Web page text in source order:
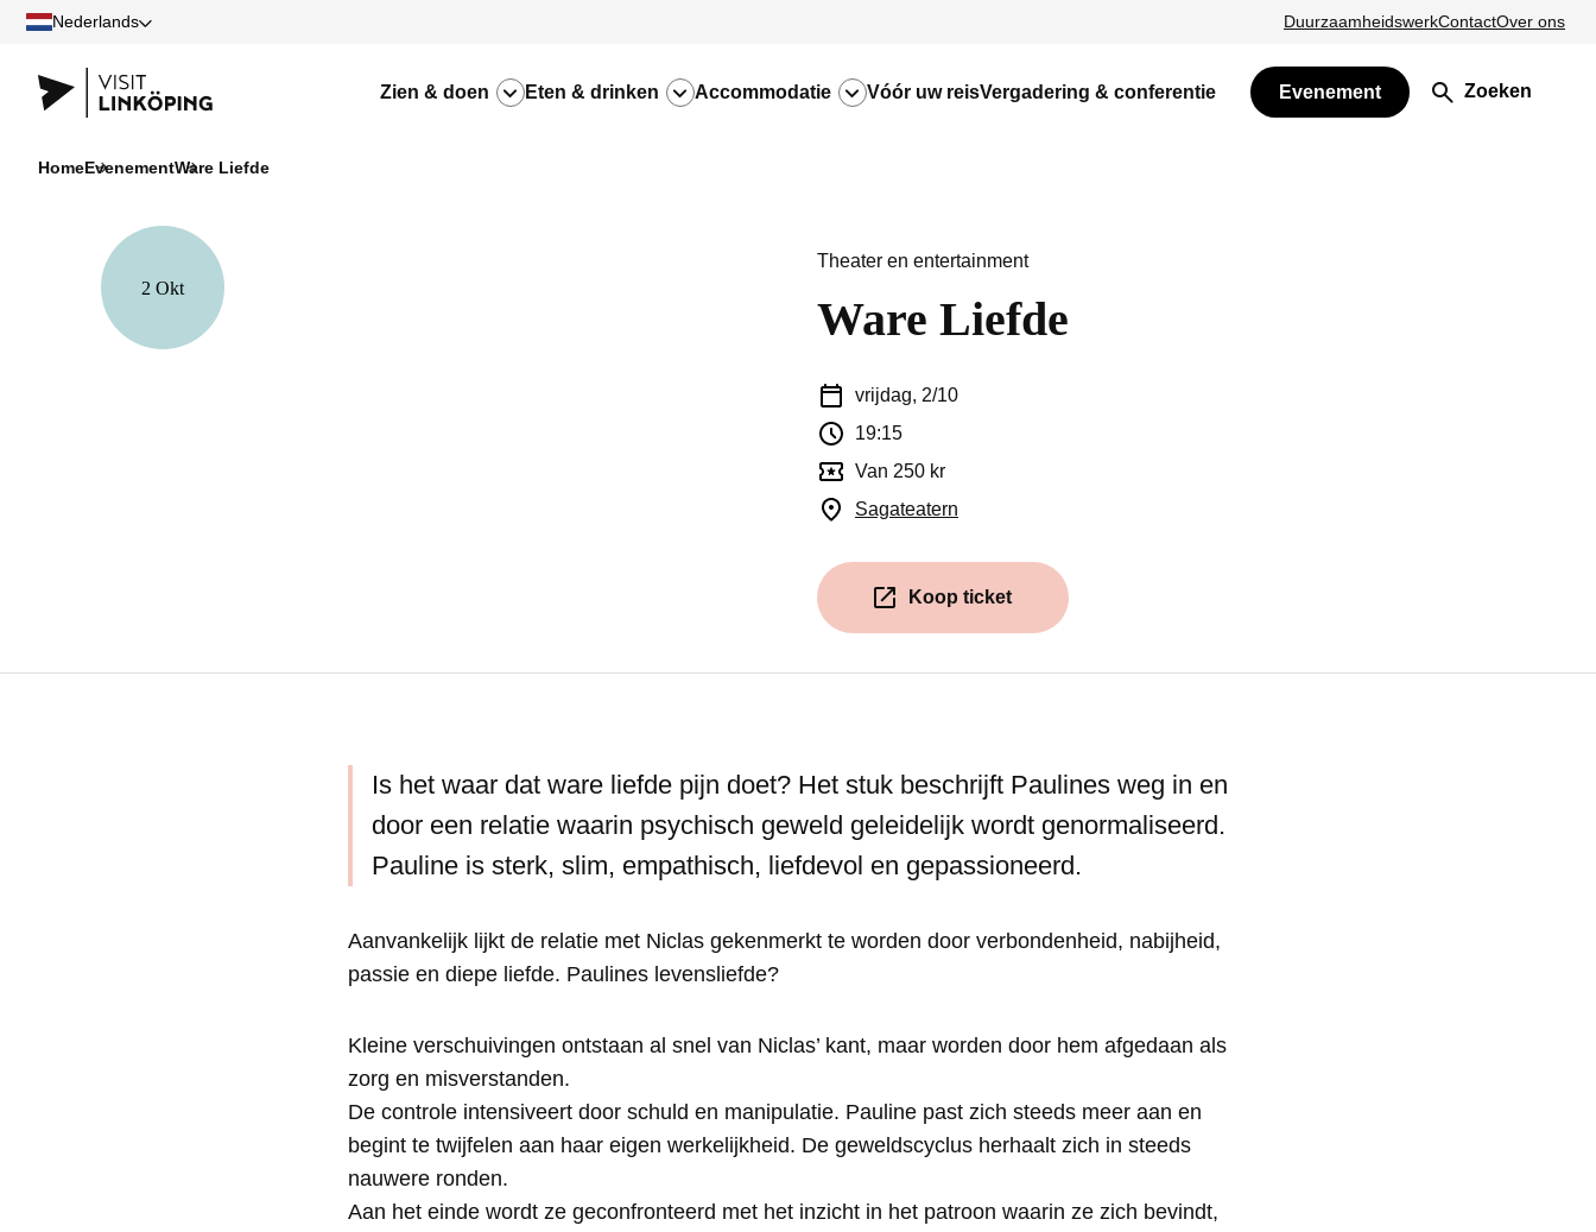
Nederlands DuurzaamheidswerkContactOver ons
Zien & doen Eten & drinken Accommodatie Vóór uw reisVergadering & conferentie Evenement Zoeken
HomeEvenementWare Liefde
2 Okt
Theater en entertainment
Ware Liefde
vrijdag, 2/10
19:15
Van 250 kr
Sagateatern
Koop ticket
(Opent in een nieuw venster)
Is het waar dat ware liefde pijn doet? Het stuk beschrijft Paulines weg in en
door een relatie waarin psychisch geweld geleidelijk wordt genormaliseerd.
Pauline is sterk, slim, empathisch, liefdevol en gepassioneerd.
Aanvankelijk lijkt de relatie met Niclas gekenmerkt te worden door verbondenheid, nabijheid,
passie en diepe liefde. Paulines levensliefde?
Kleine verschuivingen ontstaan al snel van Niclas’ kant, maar worden door hem afgedaan als
zorg en misverstanden.
De controle intensiveert door schuld en manipulatie. Pauline past zich steeds meer aan en
begint te twijfelen aan haar eigen werkelijkheid. De geweldscyclus herhaalt zich in steeds
nauwere ronden.
Aan het einde wordt ze geconfronteerd met het inzicht in het patroon waarin ze zich bevindt,